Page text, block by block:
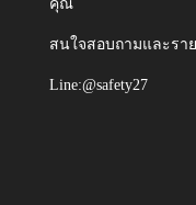
คุณ
สนใจสอบถามและราย
Line:@safety27